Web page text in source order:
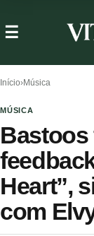
Início›Música
MÚSICA
Bastoos
Heart”,
com